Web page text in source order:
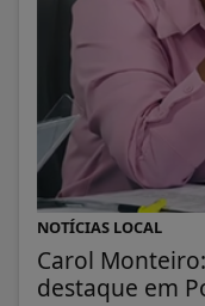
NOTÍCIAS LOCAL
Carol
destaque em